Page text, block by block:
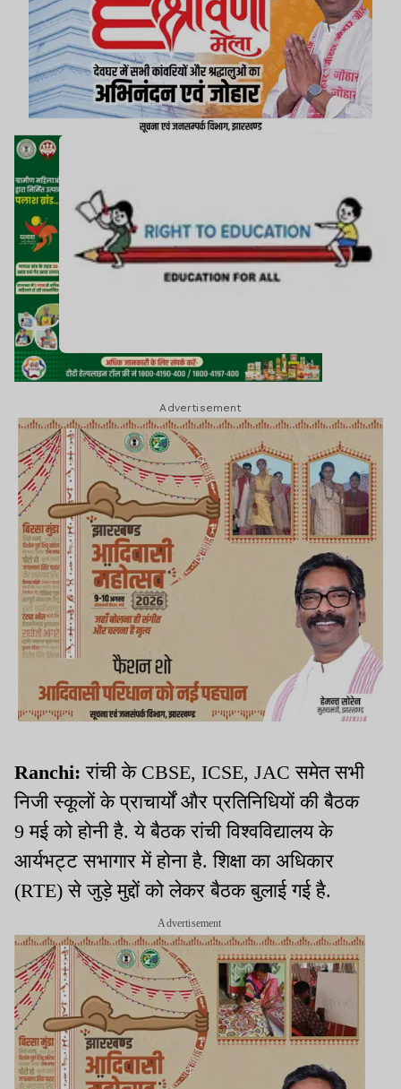
Advertisement
Ranchi:रांची के CBSE, ICSE, JAC समेत सभी
निजी स्कूलों के प्राचार्यों और प्रतिनिधियों की बैठक
9 मई को होनी है. ये बैठक रांची विश्वविद्यालय के
आर्यभट्ट सभागार में होना है. शिक्षा का अधिकार
(RTE) से जुड़े मुद्दों को लेकर बैठक बुलाई गई है.
Advertisement